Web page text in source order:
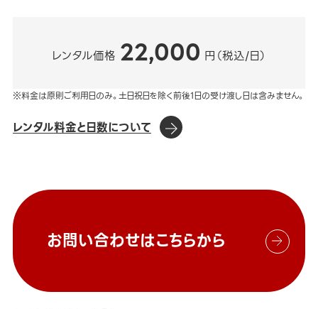
レンタル価格 22,000 円（税込/日）
※料金は原則ご利用日のみ。土日祝日を除く前後1日の受け渡し日は含みません。
レンタル料金と日数について
お問い合わせはこちらから